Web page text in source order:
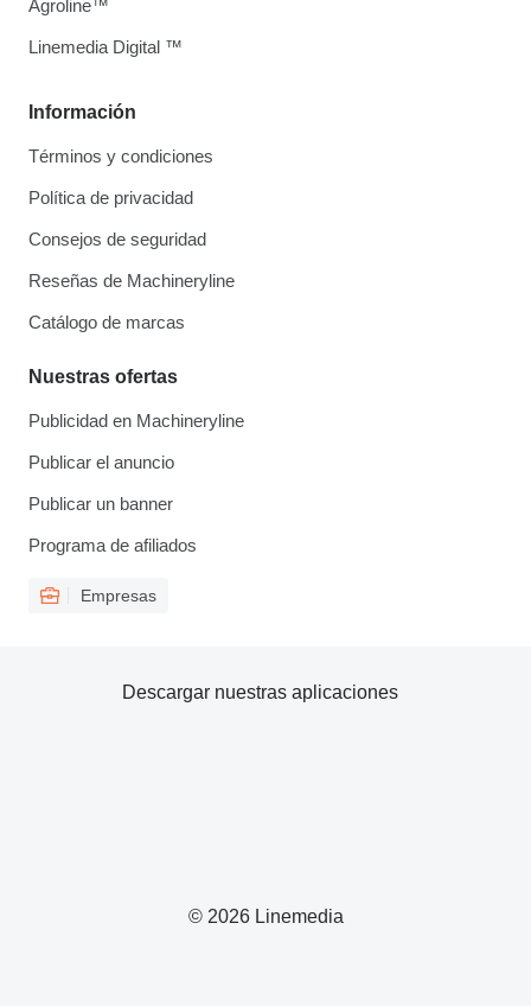
Información
Términos y condiciones
Política de privacidad
Consejos de seguridad
Reseñas de Machineryline
Catálogo de marcas
Nuestras ofertas
Publicidad en Machineryline
Publicar el anuncio
Publicar un banner
Programa de afiliados
Empresas
Agroline™
Linemedia Digital ™
© 2026 Linemedia
Descargar nuestras aplicaciones